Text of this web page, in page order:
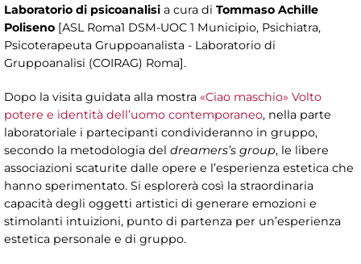
Laboratorio di psicoanalisi a cura di Tommaso Achille
Poliseno [ASL Roma1 DSM-UOC 1 Municipio, Psichiatra,
Psicoterapeuta Gruppoanalista - Laboratorio di
Gruppoanalisi (COIRAG) Roma].
Dopo la visita guidata alla mostra «Ciao maschio» Volto
potere e identità dell’uomo contemporaneo, nella parte
laboratoriale i partecipanti condivideranno in gruppo,
secondo la metodologia del dreamers’s group, le libere
associazioni scaturite dalle opere e l’esperienza estetica che
hanno sperimentato. Si esplorerà così la straordinaria
capacità degli oggetti artistici di generare emozioni e
stimolanti intuizioni, punto di partenza per un’esperienza
estetica personale e di gruppo.